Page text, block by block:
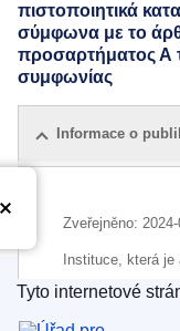
πιστοποιητικά
σύμφωνα με το
προσαρτήματος Α
συμφωνίας
Informace o
Zveřejněno: 2024-
Instituce, která je
IMMC : ST
Úřad pro
Tyto internetové